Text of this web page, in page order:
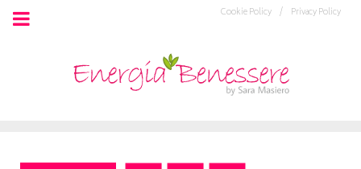
Privacy Policy
Cookie Policy /